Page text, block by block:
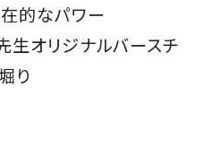
的なパワー
生オリジナルバースチ
り